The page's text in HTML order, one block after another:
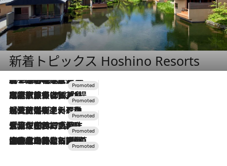
新着トピックス Hoshino Resorts
2026.8.7
【トンボの足水浴】ヒノキの香りに包まれて涼感マックス！約13℃の湧水かけ流しを避暑地「星野温泉 トンボの湯」で体験
2026.7.31
【ホテル帰省】という選択肢をOMOが提案。家族とほどよい距離を保つには「昼は実家、夜は気兼ねなくホテルで！」
2026.7.24
【夏限定ディナーコース】旬を迎える稚鮎や花ズッキーニなどをイタリア・トスカーナの郷土料理の手法で満喫！
2026.7.17
「土佐和ハーブかき氷」がOMO7高知に登場！生姜、山椒、大葉など目にも舌にも涼を呼ぶ郷土の味
2026.7.10
NEW OPEN！【界 草津】名湯の地に誕生。趣の異なる2種の温泉と上州ならではの会席・蕎麦割烹など美食を味わう究極の癒やし旅